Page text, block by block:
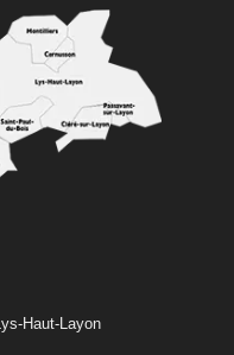
Lys-Haut-Layon